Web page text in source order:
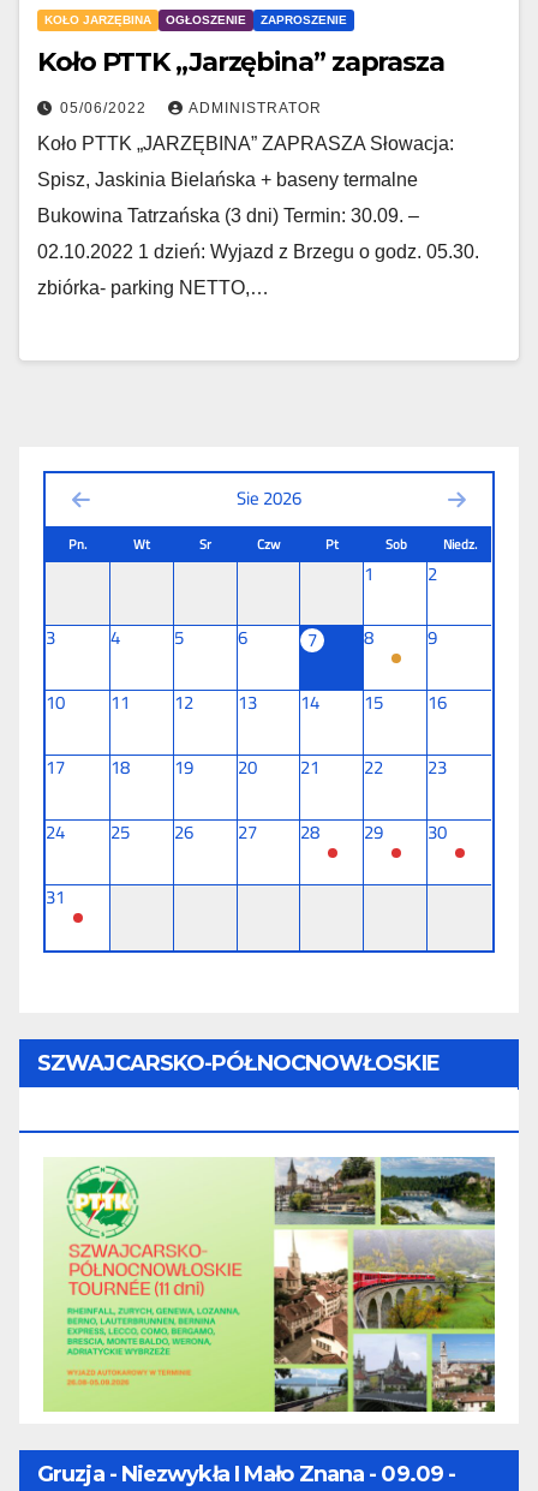
KOŁO JARZĘBINA OGŁOSZENIE ZAPROSZENIE
Koło PTTK „Jarzębina” zaprasza
05/06/2022 ADMINISTRATOR
Koło PTTK „JARZĘBINA” ZAPRASZA Słowacja:
Spisz, Jaskinia Bielańska + baseny termalne
Bukowina Tatrzańska (3 dni) Termin: 30.09. –
02.10.2022 1 dzień: Wyjazd z Brzegu o godz. 05.30.
zbiórka- parking NETTO,…
Sie 2026
Pn. Wt Sr Czw Pt Sob Niedz.
1
2
3
4 5 6 7 8
9
10
11 12 13 14 15
16
17
18 19 20 21 22
23
24
25 26 27 28 29
30
31
SZWAJCARSKO-PÓŁNOCNOWŁOSKIE
Gruzja - Niezwykła I Mało Znana - 09.09 -